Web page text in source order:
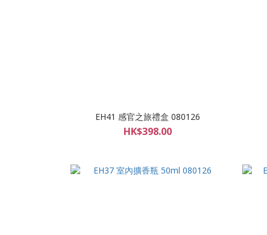
EH41 感官之旅禮盒 080126
HK$398.00